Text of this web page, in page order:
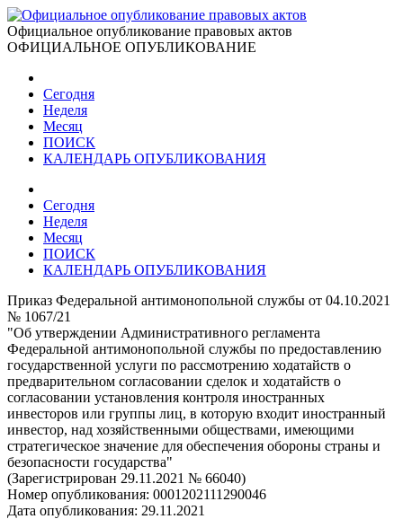
Официальное опубликование правовых актов
ОФИЦИАЛЬНОЕ ОПУБЛИКОВАНИЕ
Сегодня
Неделя
Месяц
ПОИСК
КАЛЕНДАРЬ ОПУБЛИКОВАНИЯ
Сегодня
Неделя
Месяц
ПОИСК
КАЛЕНДАРЬ ОПУБЛИКОВАНИЯ
Приказ Федеральной антимонопольной службы от 04.10.2021
№ 1067/21
"Об утверждении Административного регламента
Федеральной антимонопольной службы по предоставлению
государственной услуги по рассмотрению ходатайств о
предварительном согласовании сделок и ходатайств о
согласовании установления контроля иностранных
инвесторов или группы лиц, в которую входит иностранный
инвестор, над хозяйственными обществами, имеющими
стратегическое значение для обеспечения обороны страны и
безопасности государства"
(Зарегистрирован 29.11.2021 № 66040)
Номер опубликования: 0001202111290046
Дата опубликования: 29.11.2021